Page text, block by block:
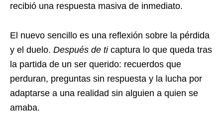
recibió una respuesta masiva de inmediato.
El nuevo sencillo es una reflexión sobre la pérdida
y el duelo. Después de ti captura lo que queda tras
la partida de un ser querido: recuerdos que
perduran, preguntas sin respuesta y la lucha por
adaptarse a una realidad sin alguien a quien se
amaba.